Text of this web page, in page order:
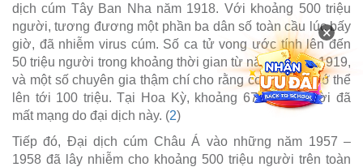
dịch cúm Tây Ban Nha năm 1918. Với khoảng 500 triệu
người, tương đương một phần ba dân số toàn cầu lúc bấy
giờ, đã nhiễm virus cúm. Số ca tử vong ước tính lên đến
50 triệu người trong khoảng thời gian từ năm 1918 – 1919,
và một số chuyên gia thậm chí cho rằng con số này có thể
lên tới 100 triệu. Tại Hoa Kỳ, khoảng 675.000 người đã
mất mạng do đại dịch này. (2)
Tiếp đó, Đại dịch cúm Châu Á vào những năm 1957 –
1958 đã lây nhiễm cho khoảng 500 triệu người trên toàn
×